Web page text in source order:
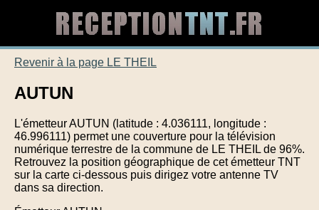
Revenir à la page LE THEIL
AUTUN
L'émetteur AUTUN (latitude : 4.036111, longitude :
46.996111) permet une couverture pour la télévision
numérique terrestre de la commune de LE THEIL de 96%.
Retrouvez la position géographique de cet émetteur TNT
sur la carte ci-dessous puis dirigez votre antenne TV
dans sa direction.